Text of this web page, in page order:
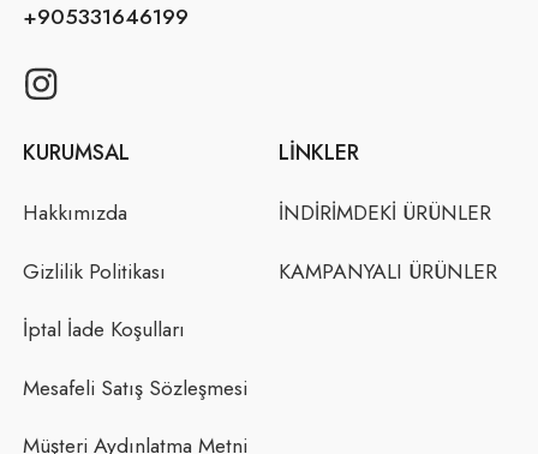
+905331646199
KURUMSAL
Hakkımızda
Gizlilik Politikası
İptal İade Koşulları
Mesafeli Satış Sözleşmesi
Müşteri Aydınlatma Metni
LINKLER
İNDİRİMDEKİ ÜRÜNLER
KAMPANYALI ÜRÜNLER